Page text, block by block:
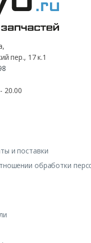
пер., 17 к.1
20.00
и поставки
обработки